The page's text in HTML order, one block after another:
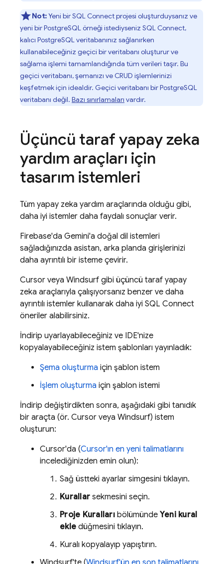
Not:Yeni birSQL Connectprojesi oluşturduysanız ve
yeni bir PostgreSQL örneği istediyseniz SQL Connect,
kalıcı PostgreSQL veritabanınız sağlanırken
kullanabileceğiniz geçici bir veritabanı oluşturur ve
sağlama işlemi tamamlandığında tüm verileri taşır. Bu
geçici veritabanı, şemanızı ve CRUD işlemlerinizi
keşfetmek için idealdir. Geçici veritabanı bir PostgreSQL
veritabanı değil. Bazı sınırlamaları vardır.
Üçüncü taraf yapay zeka
yardım araçları için
tasarım istemleri
Tüm yapay zeka yardım araçlarında olduğu gibi,
daha iyi istemler daha faydalı sonuçlar verir.
Firebase'da Gemini'a doğal dil istemleri
sağladığınızda asistan, arka planda girişlerinizi
daha ayrıntılı bir isteme çevirir.
Cursor veya Windsurf gibi üçüncü taraf yapay
zeka araçlarıyla çalışıyorsanız benzer ve daha
ayrıntılı istemler kullanarak daha iyi SQL Connect
öneriler alabilirsiniz.
İndirip uyarlayabileceğiniz ve IDE'nize
kopyalayabileceğiniz istem şablonları yayınladık:
Şema oluşturma için şablon istem
İşlem oluşturma için şablon istemi
İndirip değiştirdikten sonra, aşağıdaki gibi tanıdık
bir araçta (ör. Cursor veya Windsurf) istem
oluşturun:
Cursor'da (Cursor'ın en yeni talimatlarını
incelediğinizden emin olun):
Sağ üstteki ayarlar simgesini tıklayın.
Kurallar sekmesini seçin.
Proje Kurallarıbölümünde Yeni kural
ekle düğmesini tıklayın.
Kuralı kopyalayıp yapıştırın.